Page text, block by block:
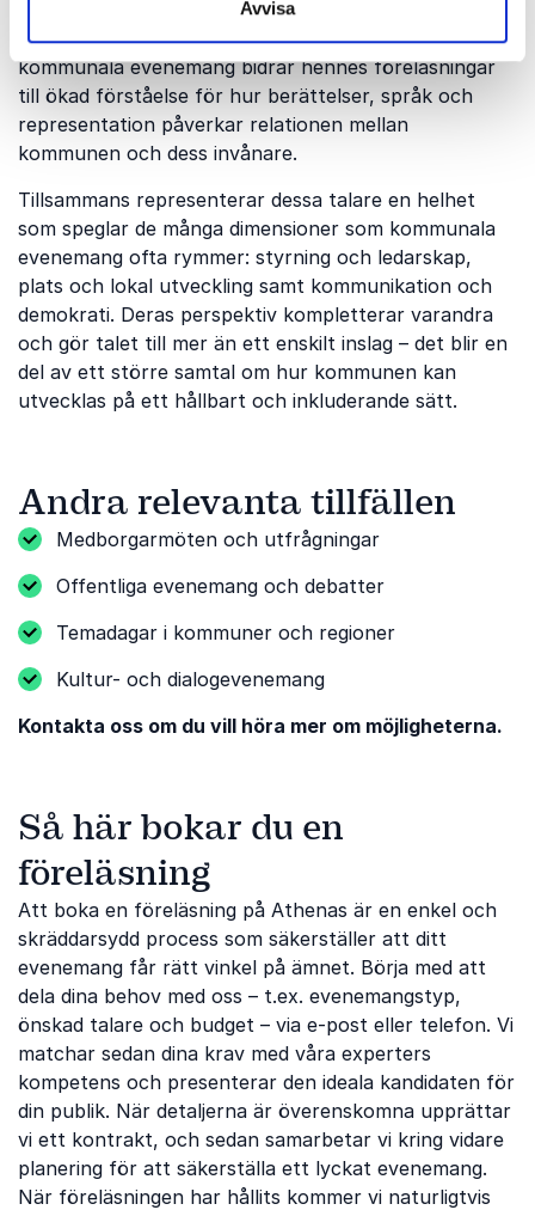
Avvisa
kan nå ut, skapa dialog och bygga förtroende i en tid
av ökade krav på transparens och delaktighet. På
kommunala evenemang bidrar hennes föreläsningar
till ökad förståelse för hur berättelser, språk och
representation påverkar relationen mellan
kommunen och dess invånare.
Tillsammans representerar dessa talare en helhet
som speglar de många dimensioner som kommunala
evenemang ofta rymmer: styrning och ledarskap,
plats och lokal utveckling samt kommunikation och
demokrati. Deras perspektiv kompletterar varandra
och gör talet till mer än ett enskilt inslag – det blir en
del av ett större samtal om hur kommunen kan
utvecklas på ett hållbart och inkluderande sätt.
Andra relevanta tillfällen
Medborgarmöten och utfrågningar
Offentliga evenemang och debatter
Temadagar i kommuner och regioner
Kultur- och dialogevenemang
Kontakta oss om du vill höra mer om möjligheterna.
Så här bokar du en
föreläsning
Att boka en föreläsning på Athenas är en enkel och
skräddarsydd process som säkerställer att ditt
evenemang får rätt vinkel på ämnet. Börja med att
dela dina behov med oss ​​– t.ex. evenemangstyp,
önskad talare och budget – via e-post eller telefon. Vi
matchar sedan dina krav med våra experters
kompetens och presenterar den ideala kandidaten för
din publik. När detaljerna är överenskomna upprättar
vi ett kontrakt, och sedan samarbetar vi kring vidare
planering för att säkerställa ett lyckat evenemang.
När föreläsningen har hållits kommer vi naturligtvis